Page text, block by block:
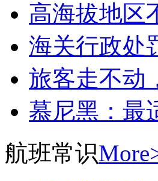
高海拔地区
海关行政
旅客走不动
慕尼黑：最
航班常识